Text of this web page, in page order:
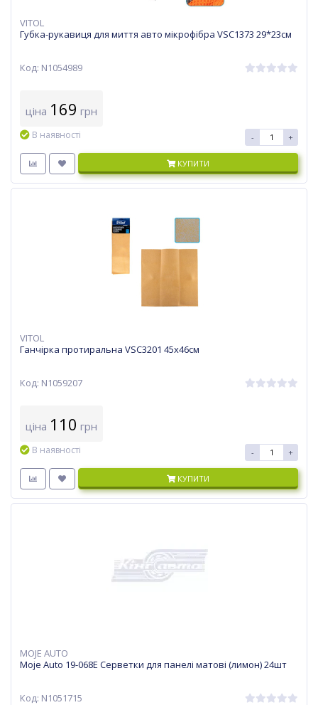
VITOL
Губка-рукавиця для миття авто мікрофібра VSC1373 29*23см
Код: N1054989
ціна 169 грн
В наявності - +
КУПИТИ
VITOL
Ганчірка протиральна VSC3201 45х46см
Код: N1059207
ціна 110 грн
В наявності - +
КУПИТИ
MOJE AUTO
Moje Auto 19-068E Серветки для панелі матові (лимон) 24шт
Код: N1051715